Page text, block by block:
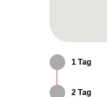
1 Tag
2 Tag